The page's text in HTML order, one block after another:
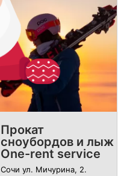
Прокат
сноубордов и лыж
One-rent service
Сочи ул. Мичурина, 2.